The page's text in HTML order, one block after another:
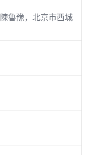
魯豫，北京市西城